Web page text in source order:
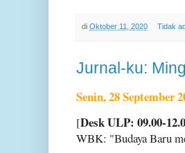
di Oktober 11, 2020 Tidak
Jurnal-ku:
Senin, 28 September
[Desk ULP: 09.00-
WBK: "Budaya Baru